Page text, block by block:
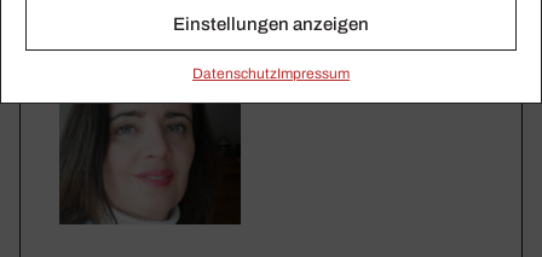
Einstellungen anzeigen
Daten­schutzImpressum